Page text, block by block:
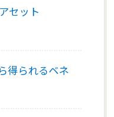
セット
得られるベネ